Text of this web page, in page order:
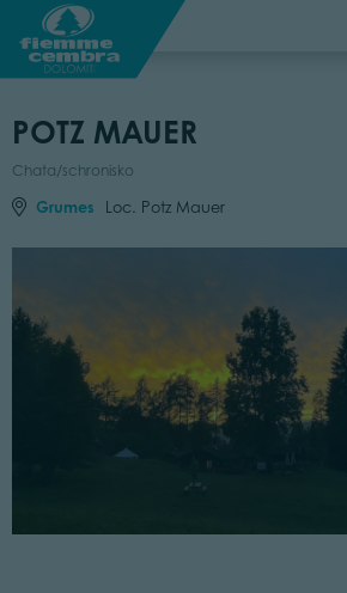
POTZ MAUER
Chata/schronisko
Grumes Loc. Potz Mauer